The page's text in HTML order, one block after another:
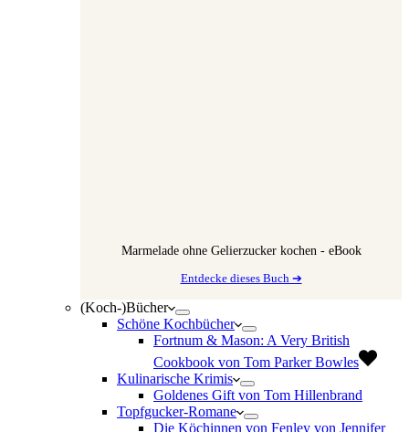
Marmelade ohne Gelierzucker kochen - eBook
Entdecke dieses Buch ➔
(Koch-)Bücher
Schöne Kochbücher
Fortnum & Mason: A Very British
Cookbook von Tom Parker Bowles
Kulinarische Krimis
Goldenes Gift von Tom Hillenbrand
Topfgucker-Romane
Die Köchinnen von Fenley von Jennifer